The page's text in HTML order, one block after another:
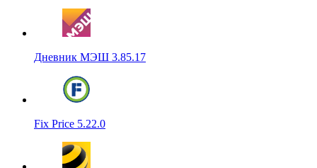
Дневник МЭШ 3.85.17
Fix Price 5.22.0